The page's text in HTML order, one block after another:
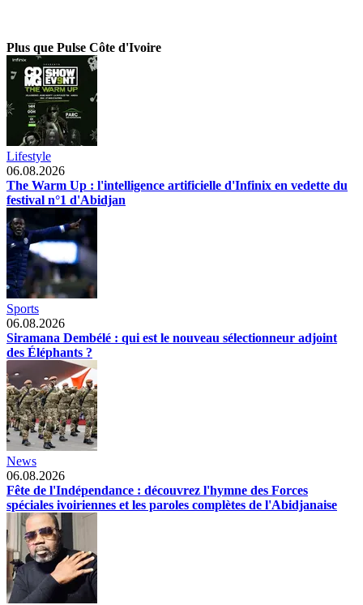
Plus que Pulse Côte d'Ivoire
Lifestyle
06.08.2026
The Warm Up : l'intelligence artificielle d'Infinix en vedette du
festival n°1 d'Abidjan
Sports
06.08.2026
Siramana Dembélé : qui est le nouveau sélectionneur adjoint
des Éléphants ?
News
06.08.2026
Fête de l'Indépendance : découvrez l'hymne des Forces
spéciales ivoiriennes et les paroles complètes de l'Abidjanaise